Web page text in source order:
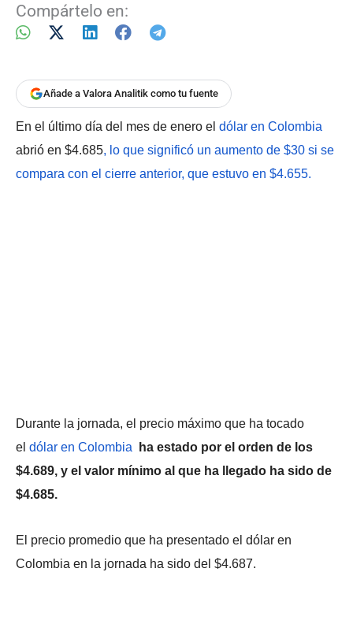
Compártelo en:
Añade a Valora Analitik como tu fuente
En el último día del mes de enero el dólar en Colombia
abrió en $4.685, lo que significó un aumento de $30 si se
compara con el cierre anterior, que estuvo en $4.655.
Durante la jornada, el precio máximo que ha tocado
el dólar en Colombia
ha estado por el orden de los
$4.689, y el valor mínimo al que ha llegado ha sido de
$4.685.
El precio promedio que ha presentado el dólar en
Colombia en la jornada ha sido del $4.687.